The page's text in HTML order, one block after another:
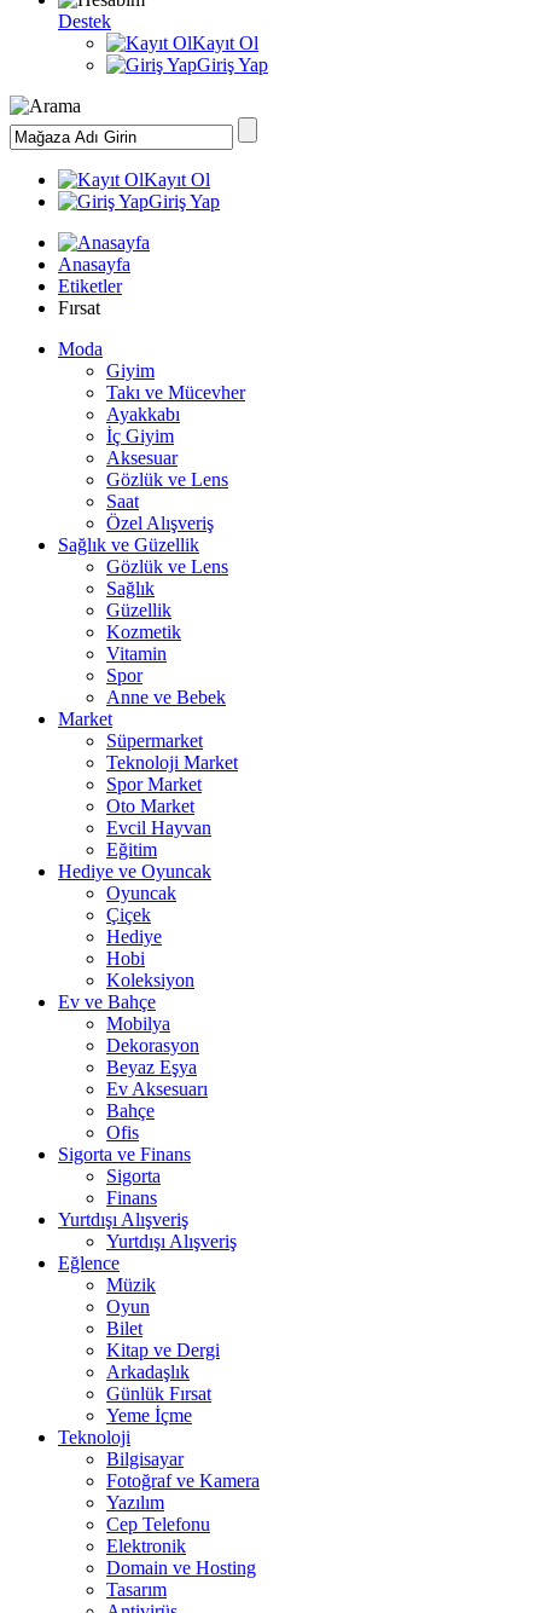
Destek
Kayıt Ol
Giriş Yap
Kayıt Ol
Giriş Yap
Anasayfa
Etiketler
Fırsat
Moda
Giyim
Takı ve Mücevher
Ayakkabı
İç Giyim
Aksesuar
Gözlük ve Lens
Saat
Özel Alışveriş
Sağlık ve Güzellik
Gözlük ve Lens
Sağlık
Güzellik
Kozmetik
Vitamin
Spor
Anne ve Bebek
Market
Süpermarket
Teknoloji Market
Spor Market
Oto Market
Evcil Hayvan
Eğitim
Hediye ve Oyuncak
Oyuncak
Çiçek
Hediye
Hobi
Koleksiyon
Ev ve Bahçe
Mobilya
Dekorasyon
Beyaz Eşya
Ev Aksesuarı
Bahçe
Ofis
Sigorta ve Finans
Sigorta
Finans
Yurtdışı Alışveriş
Yurtdışı Alışveriş
Eğlence
Müzik
Oyun
Bilet
Kitap ve Dergi
Arkadaşlık
Günlük Fırsat
Yeme İçme
Teknoloji
Bilgisayar
Fotoğraf ve Kamera
Yazılım
Cep Telefonu
Elektronik
Domain ve Hosting
Tasarım